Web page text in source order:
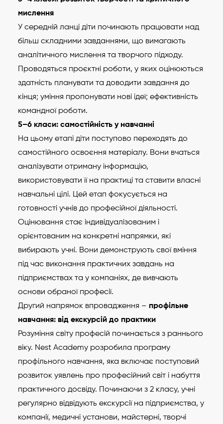
мислення
У середній ланці діти починають працювати над
більш складними завданнями, що вимагають
аналітичного мислення та творчого підходу.
Проводяться проєктні роботи, у яких оцінюються
здатність планувати та доводити завдання до
кінця; уміння пропонувати нові ідеї; ефективність
командної роботи.
5–6 класи: самостійність у навчанні
На цьому етапі діти поступово переходять до
самостійного освоєння матеріалу. Вони вчаться
аналізувати отриману інформацію,
використовувати її на практиці та ставити власні
навчальні цілі. Цей етап фокусується на
готовності учнів до професійної діяльності.
Оцінювання стає індивідуалізованим і
орієнтованим на конкретні напрямки, які
вибирають учні. Вони демонструють свої вміння
під час виконання практичних завдань на
підприємствах та у компаніях, де вивчають
основи обраної професії.
Другий напрямок впровадження – профільне
навчання: від екскурсій до практики
Розуміння світу професій починається з раннього
віку. Nest Academy розробила програму
профільного навчання, яка включає поступовий
розвиток уявлень про професійний світ і набуття
практичного досвіду. Починаючи з 2 класу, учні
регулярно відвідують екскурсії на підприємства, у
компанії, медичні установи, майстерні, творчі